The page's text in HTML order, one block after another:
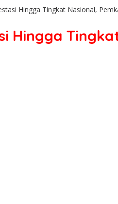
Hingga Tingkat Nasional,
Hingga